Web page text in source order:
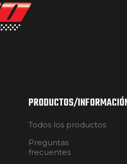
PRODUCTOS/
Todos los productos
Preguntas
frecuentes